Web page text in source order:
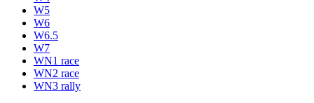
W5
W6
W6.5
W7
WN1 race
WN2 race
WN3 rally